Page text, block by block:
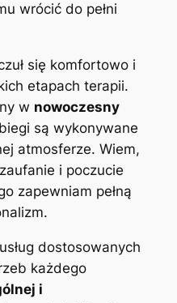
wrócić do pełni
się komfortowo i
etapach terapii.
w nowoczesny
są wykonywane
atmosferze. Wiem,
i poczucie
zapewniam pełną
dostosowanych
każdego
i